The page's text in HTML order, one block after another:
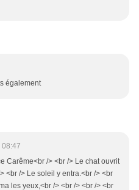
également
08:47
Carême<br /> <br /> Le chat ouvrit
<br /> Le soleil y entra.<br /> <br
les yeux,<br /> <br /> <br /> <br